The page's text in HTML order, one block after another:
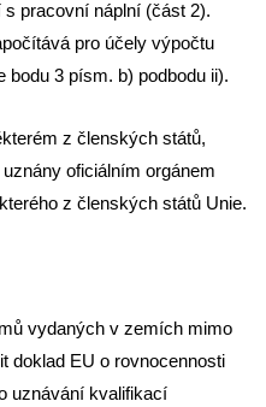
pracovní náplní (část 2).
pro účely výpočtu
bodu 3 písm. b) podbodu ii).
z členských států,
oficiálním orgánem
z členských států Unie.
vydaných v zemích mimo
doklad EU o rovnocennosti
uznávání kvalifikací